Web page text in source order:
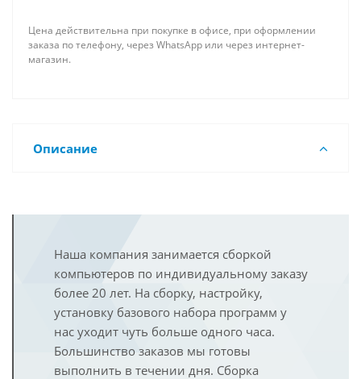
Цена действительна при покупке в офисе, при оформлении
заказа по телефону, через WhatsApp или через интернет-
магазин.
Описание
Наша компания занимается сборкой
компьютеров по индивидуальному заказу
более 20 лет. На сборку, настройку,
установку базового набора программ у
нас уходит чуть больше одного часа.
Большинство заказов мы готовы
выполнить в течении дня. Сборка